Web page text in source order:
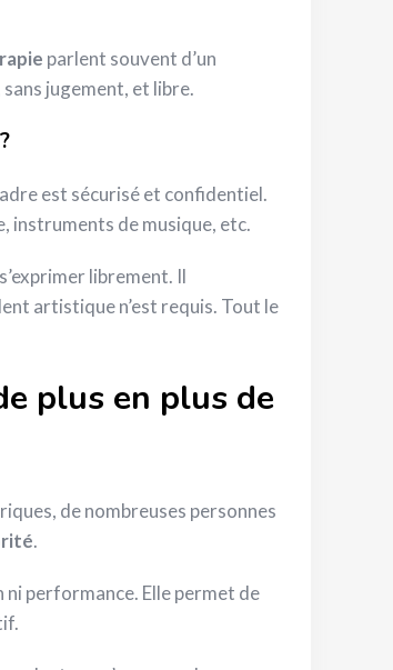
parlent souvent d’un
sans jugement, et libre.
est sécurisé et confidentiel.
instruments de musique, etc.
librement. Il
artistique n’est requis. Tout le
plus en plus de
de nombreuses personnes
.
performance. Elle permet de